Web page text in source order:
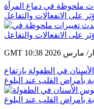
ملحوظة في دماغ المرأة
على الانفعالات والتفاعل
في الطفولة بارتفاع
بأمراض القلب عند البلوغ